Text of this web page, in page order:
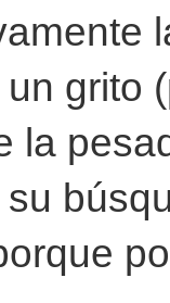
grito
la